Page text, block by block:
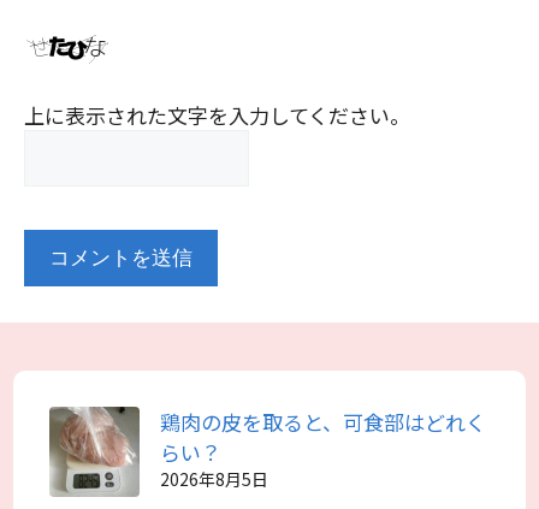
上に表示された文字を入力してください。
鶏肉の皮を取ると、可食部はどれく
らい？
2026年8月5日